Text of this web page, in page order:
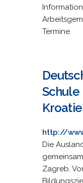
Termine.
Schule
http://
Die
Zagreb.